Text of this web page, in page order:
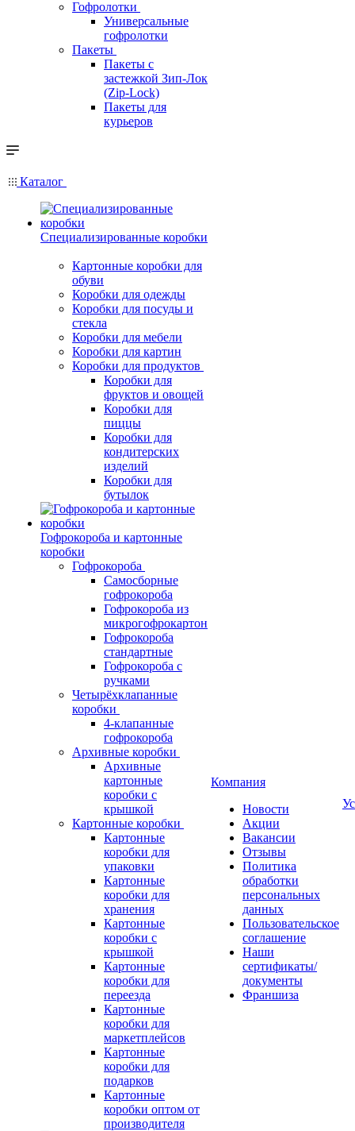
Гофролотки
Универсальные
гофролотки
Пакеты
Пакеты с
застежкой Зип-Лок
(Zip-Lock)
Пакеты для
курьеров
Каталог
Специализированные коробки
Картонные коробки для
обуви
Коробки для одежды
Коробки для посуды и
стекла
Коробки для мебели
Коробки для картин
Коробки для продуктов
Коробки для
фруктов и овощей
Коробки для
пиццы
Коробки для
кондитерских
изделий
Коробки для
бутылок
Гофрокороба и картонные
коробки
Гофрокороба
Самосборные
гофрокороба
Гофрокороба из
микрогофрокартон
Гофрокороба
стандартные
Гофрокороба с
ручками
Четырёхклапанные
коробки
4-клапанные
гофрокороба
Архивные коробки
Архивные
картонные
коробки с
крышкой
Картонные коробки
Картонные
коробки для
упаковки
Картонные
коробки для
хранения
Картонные
коробки с
крышкой
Картонные
коробки для
переезда
Картонные
коробки для
маркетплейсов
Картонные
коробки для
подарков
Картонные
коробки оптом от
производителя
Компания
Новости
Акции
Вакансии
Отзывы
Политика
обработки
персональных
данных
Пользовательское
соглашение
Наши
сертификаты/
документы
Франшиза